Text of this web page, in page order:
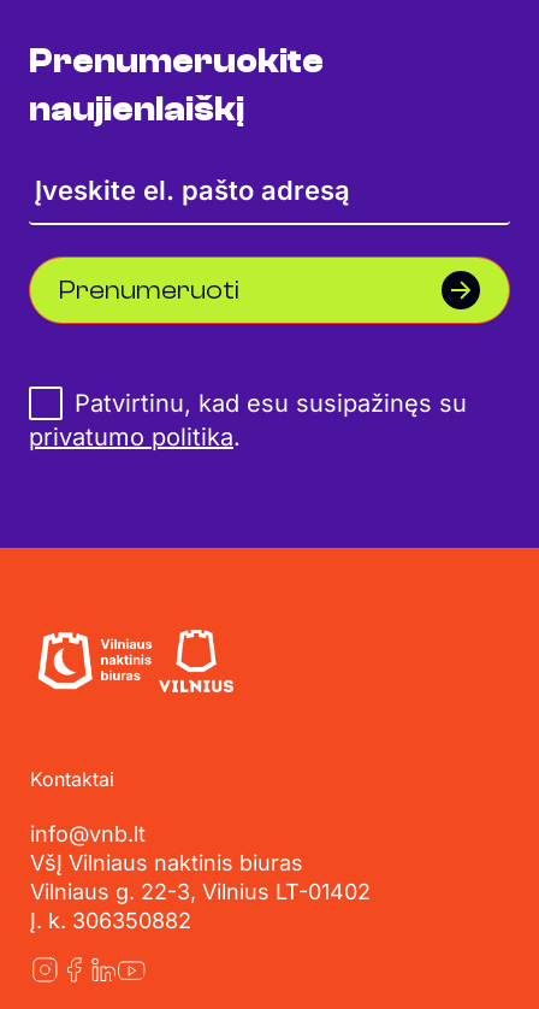
Prenumeruokite
naujienlaiškį
Prenumeruoti
Patvirtinu, kad esu susipažinęs su
privatumo politika.
Kontaktai
info@vnb.lt
VšĮ Vilniaus naktinis biuras
Vilniaus g. 22-3, Vilnius LT-01402
Į. k. 306350882